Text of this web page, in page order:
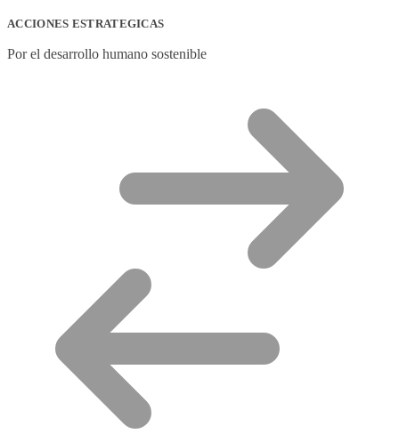
ACCIONES ESTRATEGICAS
Por el desarrollo humano sostenible